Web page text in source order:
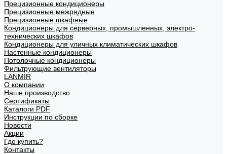
Прецизионные кондиционеры
Прецизионные межрядные
Прецизионные шкафные
Кондиционеры для серверных, промышленных, электро-
технических шкафов
Кондиционеры для уличных климатических шкафов
Настенные кондиционеры
Потолочные кондиционеры
Фильтрующие вентиляторы
LANMIR
О компании
Наше производство
Сертификаты
Каталоги PDF
Инструкции по сборке
Новости
Акции
Где купить?
Контакты